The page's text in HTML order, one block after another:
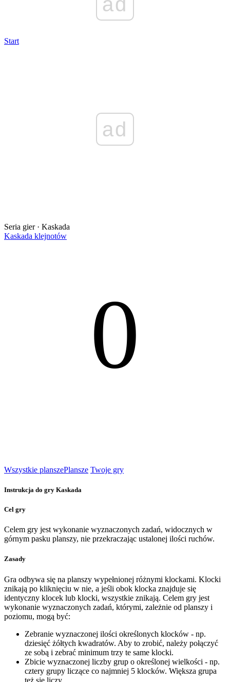
Start
ad
Seria gier · Kaskada
Kaskada klejnotów
0
Wszystkie planszePlansze Twoje gry
Instrukcja do gry Kaskada
Cel gry
Celem gry jest wykonanie wyznaczonych zadań, widocznych w
górnym pasku planszy, nie przekraczając ustalonej ilości ruchów.
Zasady
Gra odbywa się na planszy wypełnionej różnymi klockami. Klocki
znikają po kliknięciu w nie, a jeśli obok klocka znajduje się
identyczny klocek lub klocki, wszystkie znikają. Celem gry jest
wykonanie wyznaczonych zadań, którymi, zależnie od planszy i
poziomu, mogą być:
Zebranie wyznaczonej ilości określonych klocków - np.
dziesięć żółtych kwadratów. Aby to zrobić, należy połączyć
ze sobą i zebrać minimum trzy te same klocki.
Zbicie wyznaczonej liczby grup o określonej wielkości - np.
cztery grupy liczące co najmniej 5 klocków. Większa grupa
też się liczy.